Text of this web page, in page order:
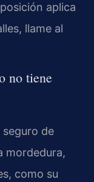
aplica
llame al
no tiene
de
mordedura,
como su